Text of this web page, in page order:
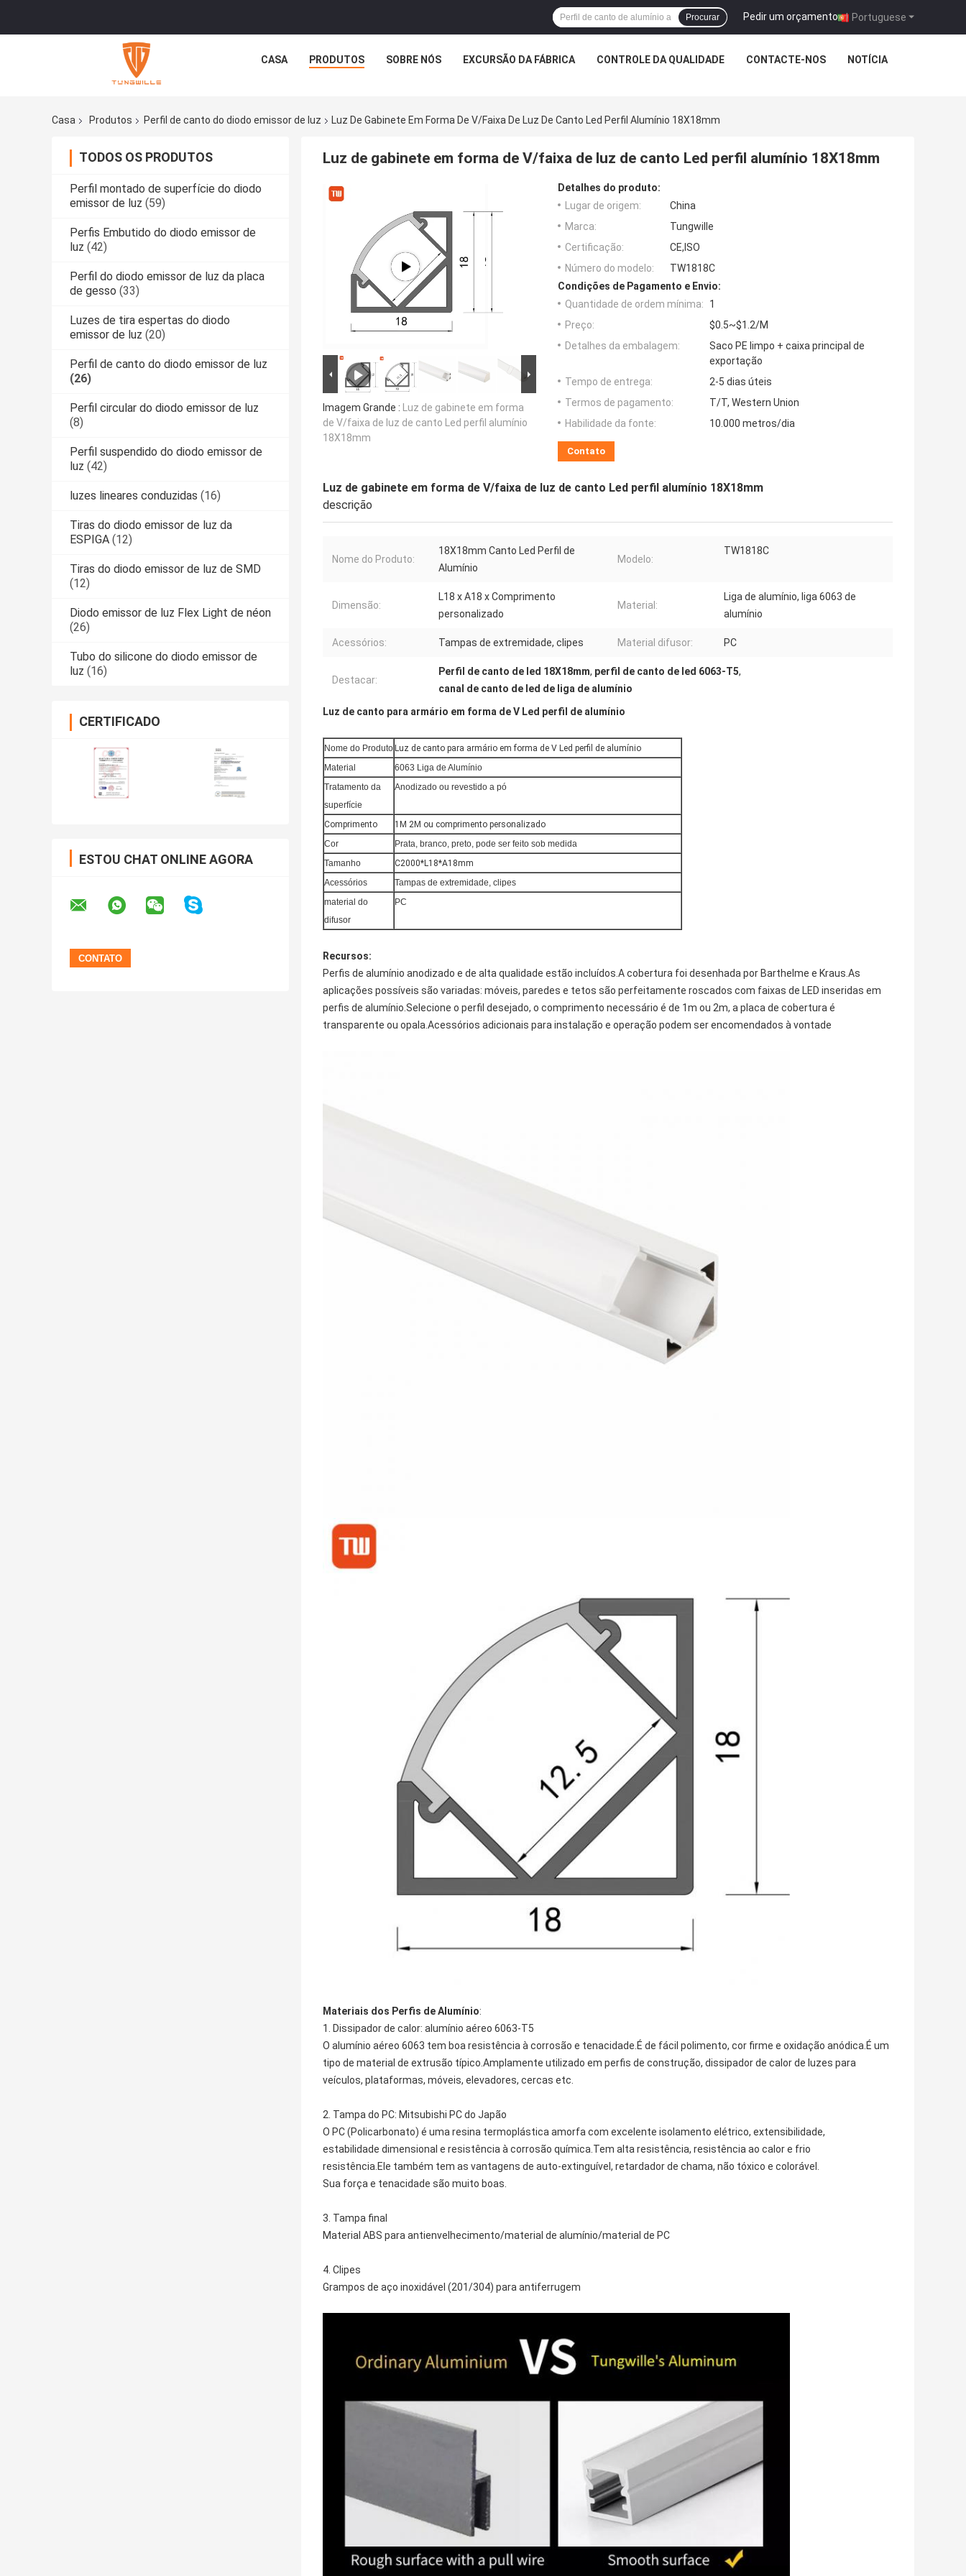
Portuguese
Pedir um orçamento |
Procurar
CASA PRODUTOS SOBRE NÓS EXCURSÃO DA FÁBRICA CONTROLE DA QUALIDADE CONTACTE-NOS NOTÍCIA
Casa Produtos Perfil de canto do diodo emissor de luz Luz De Gabinete Em Forma De V/faixa De Luz De Canto Led Perfil Alumínio 18X18mm
TODOS OS PRODUTOS
Perfil montado de superfície do diodo
emissor de luz (59)
Perfis Embutido do diodo emissor de
luz (42)
Perfil do diodo emissor de luz da placa
de gesso (33)
Luzes de tira espertas do diodo
emissor de luz (20)
Perfil de canto do diodo emissor de luz
(26)
Perfil circular do diodo emissor de luz
(8)
Perfil suspendido do diodo emissor de
luz (42)
luzes lineares conduzidas (16)
Tiras do diodo emissor de luz da
ESPIGA (12)
Tiras do diodo emissor de luz de SMD
(12)
Diodo emissor de luz Flex Light de néon
(26)
Tubo do silicone do diodo emissor de
luz (16)
CERTIFICADO
ESTOU CHAT ONLINE AGORA
Luz de gabinete em forma de V/faixa de luz de canto Led perfil alumínio 18X18mm
Imagem Grande : Luz de gabinete em forma
de V/faixa de luz de canto Led perfil alumínio
18X18mm
Detalhes do produto:
Lugar de origem:
China
Marca:
Tungwille
Certificação:
CE,ISO
Número do modelo:
TW1818C
Condições de Pagamento e Envio:
Quantidade de ordem mínima:
1
Preço:
$0.5~$1.2/M
Detalhes da embalagem:
Saco PE limpo + caixa principal de
exportação
Tempo de entrega:
2-5 dias úteis
Termos de pagamento:
T/T, Western Union
Habilidade da fonte:
10.000 metros/dia
Contato
Luz de gabinete em forma de V/faixa de luz de canto Led perfil alumínio 18X18mm
descrição
Nome do Produto:
18X18mm Canto Led Perfil de
Alumínio
Modelo:
TW1818C
Dimensão:
L18 x A18 x Comprimento
personalizado
Material:
Liga de alumínio, liga 6063 de
alumínio
Acessórios: Tampas de extremidade, clipes Material difusor: PC
Destacar:
Perfil de canto de led 18X18mm, perfil de canto de led 6063-T5,
canal de canto de led de liga de alumínio
Luz de canto para armário em forma de V Led perfil de alumínio
Nome do Produto Luz de canto para armário em forma de V Led perfil de alumínio
Material
6063 Liga de Alumínio
Tratamento da
superfície
Anodizado ou revestido a pó
Comprimento
1M 2M ou comprimento personalizado
Cor
Prata, branco, preto, pode ser feito sob medida
Tamanho
C2000*L18*A18mm
Acessórios
Tampas de extremidade, clipes
material do
difusor
PC
Recursos:
Perfis de alumínio anodizado e de alta qualidade estão incluídos.A cobertura foi desenhada por Barthelme e Kraus.As
aplicações possíveis são variadas: móveis, paredes e tetos são perfeitamente roscados com faixas de LED inseridas em
perfis de alumínio.Selecione o perfil desejado, o comprimento necessário é de 1m ou 2m, a placa de cobertura é
transparente ou opala.Acessórios adicionais para instalação e operação podem ser encomendados à vontade
Materiais dos Perfis de Alumínio:
1. Dissipador de calor: alumínio aéreo 6063-T5
O alumínio aéreo 6063 tem boa resistência à corrosão e tenacidade.É de fácil polimento, cor firme e oxidação anódica.É um
tipo de material de extrusão típico.Amplamente utilizado em perfis de construção, dissipador de calor de luzes para
veículos, plataformas, móveis, elevadores, cercas etc.
2. Tampa do PC: Mitsubishi PC do Japão
O PC (Policarbonato) é uma resina termoplástica amorfa com excelente isolamento elétrico, extensibilidade,
estabilidade dimensional e resistência à corrosão química.Tem alta resistência, resistência ao calor e frio
resistência.Ele também tem as vantagens de auto-extinguível, retardador de chama, não tóxico e colorável.
Sua força e tenacidade são muito boas.
3. Tampa final
Material ABS para antienvelhecimento/material de alumínio/material de PC
4. Clipes
Grampos de aço inoxidável (201/304) para antiferrugem